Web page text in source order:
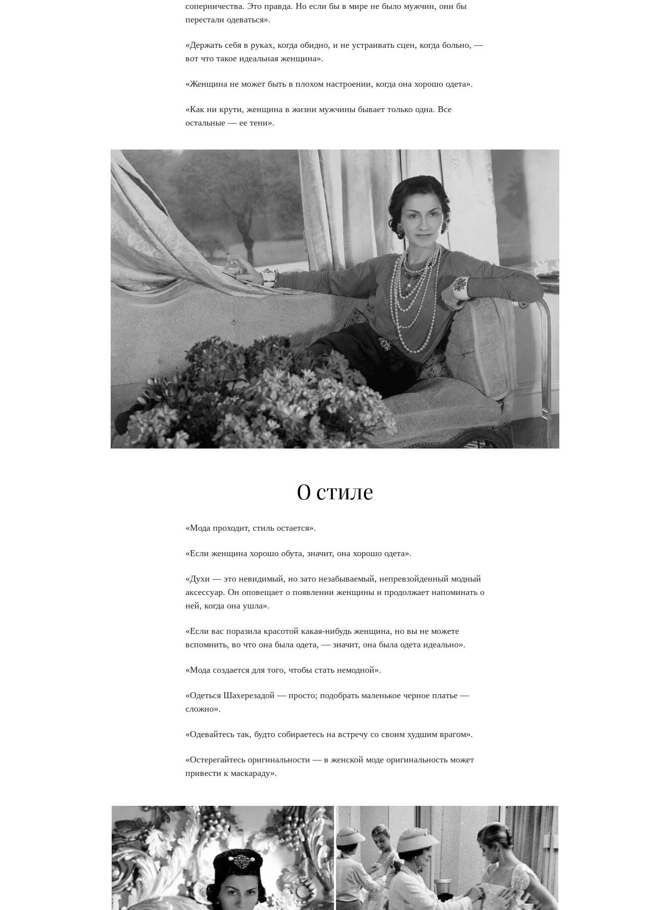
соперничества. Это правда. Но если бы в мире не было мужчин, они бы
перестали одеваться».
«Держать себя в руках, когда обидно, и не устраивать сцен, когда больно, —
вот что такое идеальная женщина».
«Женщина не может быть в плохом настроении, когда она хорошо одета».
«Как ни крути, женщина в жизни мужчины бывает только одна. Все
остальные — ее тени».
О стиле
«Мода проходит, стиль остается».
«Если женщина хорошо обута, значит, она хорошо одета».
«Духи — это невидимый, но зато незабываемый, непревзойденный модный
аксессуар. Он оповещает о появлении женщины и продолжает напоминать о
ней, когда она ушла».
«Если вас поразила красотой какая-нибудь женщина, но вы не можете
вспомнить, во что она была одета, — значит, она была одета идеально».
«Мода создается для того, чтобы стать немодной».
«Одеться Шахерезадой — просто; подобрать маленькое черное платье —
сложно».
«Одевайтесь так, будто собираетесь на встречу со своим худшим врагом».
«Остерегайтесь оригинальности — в женской моде оригинальность может
привести к маскараду».